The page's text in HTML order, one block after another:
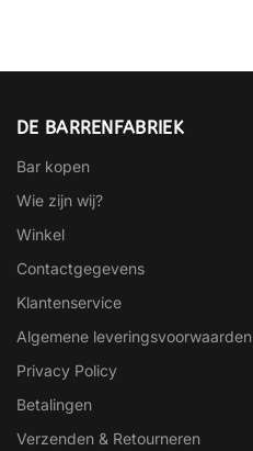
DE BARRENFABRIEK
Bar kopen
Wie zijn wij?
Winkel
Contactgegevens
Klantenservice
Algemene leveringsvoorwaarden
Privacy Policy
Betalingen
Verzenden & Retourneren